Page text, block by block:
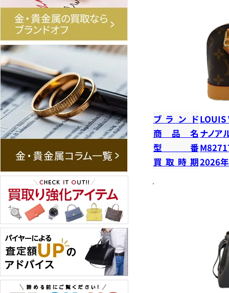
ブランドLOUIS
商品名 ナノア
型番
買取時期2026